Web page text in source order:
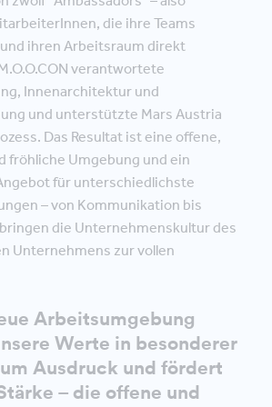
die ihre Teams
ihren Arbeitsraum direkt
verantwortete
Innenarchitektur und
und unterstützte Mars Austria
Das Resultat ist eine offene,
fröhliche Umgebung und ein
für unterschiedlichste
– von Kommunikation bis
die Unternehmenskultur des
Unternehmens zur vollen
Arbeitsumgebung
Werte in besonderer
Ausdruck und fördert
– die offene und